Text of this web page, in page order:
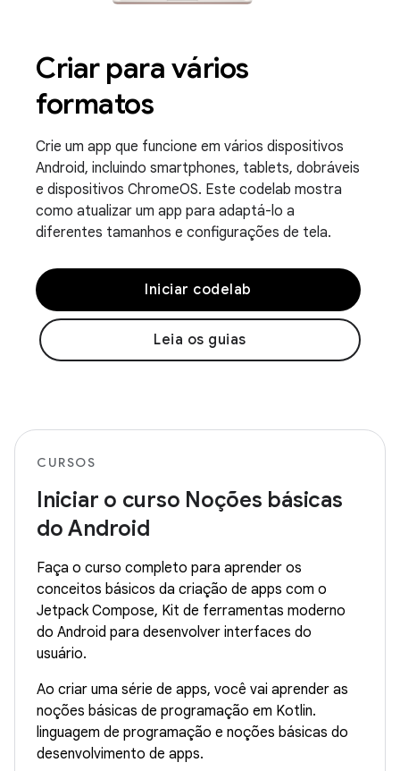
Criar para vários
formatos
Crie um app que funcione em vários dispositivos
Android, incluindo smartphones, tablets, dobráveis
e dispositivos ChromeOS. Este codelab mostra
como atualizar um app para adaptá-lo a
diferentes tamanhos e configurações de tela.
Iniciar codelab
Leia os guias
CURSOS
Iniciar o curso Noções básicas
do Android
Faça o curso completo para aprender os
conceitos básicos da criação de apps com o
Jetpack Compose, Kit de ferramentas moderno
do Android para desenvolver interfaces do
usuário.
Ao criar uma série de apps, você vai aprender as
noções básicas de programação em Kotlin.
linguagem de programação e noções básicas do
desenvolvimento de apps.